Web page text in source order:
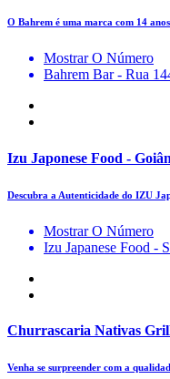
O Bahrem é uma marca com 14
Mostrar O Número
Bahrem Bar - Rua
Izu Japonese Food -
Descubra a Autenticidade do IZU
Mostrar O Número
Izu Japanese Food -
Churrascaria Nativas
Venha se surpreender com a